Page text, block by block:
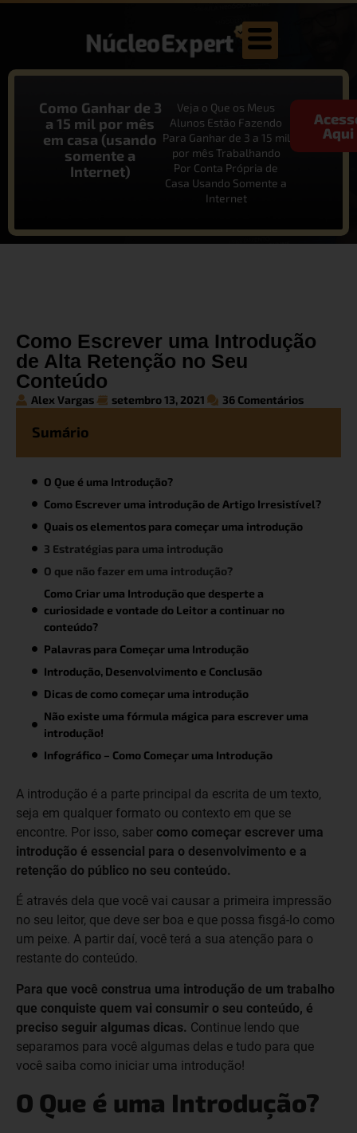
Como Ganhar de 3
a 15 mil por mês
em casa (usando
somente a
Internet)
Veja o Que os Meus
Alunos Estão Fazendo
Para Ganhar de 3 a 15 mil
por mês Trabalhando
Por Conta Própria de
Casa Usando Somente a
Internet
Aqui
Como Escrever uma Introdução
de Alta Retenção no Seu
Conteúdo
Alex Vargas setembro 13, 2021 36 Comentários
Sumário
O Que é uma Introdução?
Como Escrever uma introdução de Artigo Irresistível?
Quais os elementos para começar uma introdução
3 Estratégias para uma introdução
O que não fazer em uma introdução?
Como Criar uma Introdução que desperte a
curiosidade e vontade do Leitor a continuar no
conteúdo?
Palavras para Começar uma Introdução
Introdução, Desenvolvimento e Conclusão
Dicas de como começar uma introdução
Não existe uma fórmula mágica para escrever uma
introdução!
Infográfico – Como Começar uma Introdução
A introdução é a parte principal da escrita de um texto,
seja em qualquer formato ou contexto em que se
encontre. Por isso, saber como começar escrever uma
introdução é essencial para o desenvolvimento e a
retenção do público no seu conteúdo.
É através dela que você vai causar a primeira impressão
no seu leitor, que deve ser boa e que possa fisgá-lo como
um peixe. A partir daí, você terá a sua atenção para o
restante do conteúdo.
Para que você construa uma introdução de um trabalho
que conquiste quem vai consumir o seu conteúdo, é
preciso seguir algumas dicas. Continue lendo que
separamos para você algumas delas e tudo para que
você saiba como iniciar uma introdução!
O Que é uma Introdução?